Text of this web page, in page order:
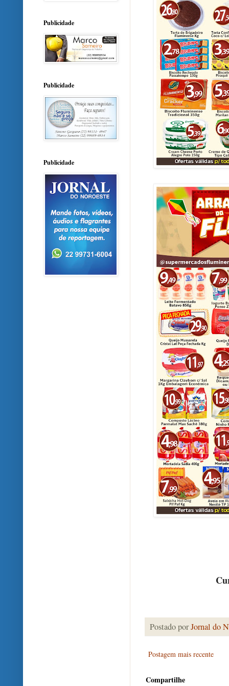
Postado porJornal do
Postagem mais recente
Compartilhe
Publicidade
Publicidade
Publicidade